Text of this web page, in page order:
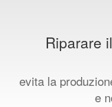
Riparare
evita la
e